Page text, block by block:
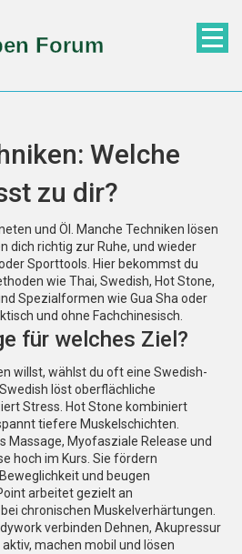
Welche
zu dir?
und Öl. Manche Techniken lösen
dich richtig zur Ruhe, und wieder
Sporttools. Hier bekommst du
wie Thai, Swedish, Hot Stone,
Spezialformen wie Gua Sha oder
und ohne Fachchinesisch.
für welches Ziel?
willst, wählst du oft eine Swedish-
löst oberflächliche
Stress. Hot Stone kombiniert
tiefere Muskelschichten.
Massage, Myofasziale Release und
hoch im Kurs. Sie fördern
und beugen
arbeitet gezielt an
chronischen Muskelverhärtungen.
verbinden Dehnen, Akupressur
machen mobil und lösen